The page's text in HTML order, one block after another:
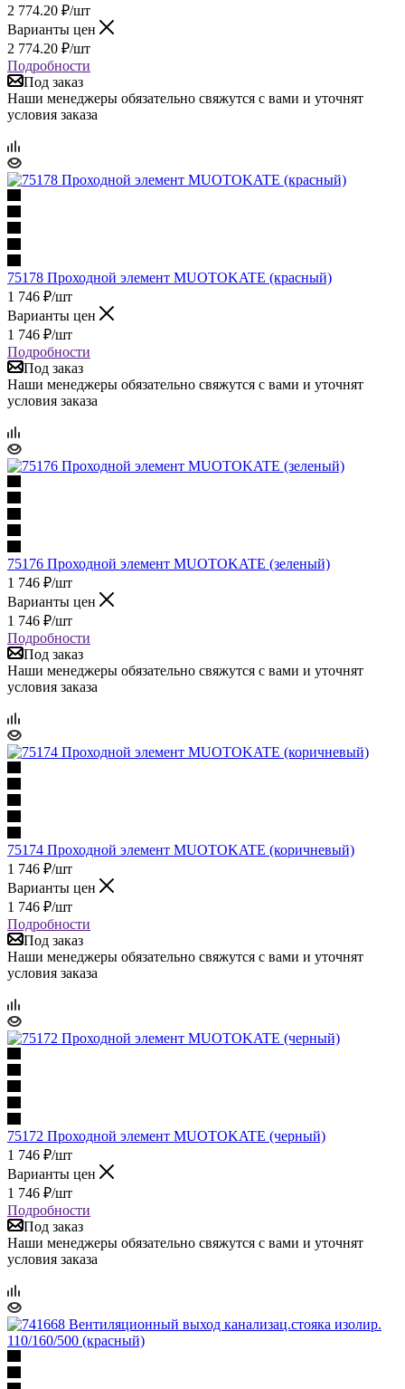
2 774.20 ₽/шт
Варианты цен
2 774.20 ₽/шт
Подробности
Под заказ
Наши менеджеры обязательно свяжутся с вами и уточнят
условия заказа
75178 Проходной элемент MUOTOKATE (красный)
1 746 ₽/шт
Варианты цен
1 746 ₽/шт
Подробности
Под заказ
Наши менеджеры обязательно свяжутся с вами и уточнят
условия заказа
75176 Проходной элемент MUOTOKATE (зеленый)
1 746 ₽/шт
Варианты цен
1 746 ₽/шт
Подробности
Под заказ
Наши менеджеры обязательно свяжутся с вами и уточнят
условия заказа
75174 Проходной элемент MUOTOKATE (коричневый)
1 746 ₽/шт
Варианты цен
1 746 ₽/шт
Подробности
Под заказ
Наши менеджеры обязательно свяжутся с вами и уточнят
условия заказа
75172 Проходной элемент MUOTOKATE (черный)
1 746 ₽/шт
Варианты цен
1 746 ₽/шт
Подробности
Под заказ
Наши менеджеры обязательно свяжутся с вами и уточнят
условия заказа